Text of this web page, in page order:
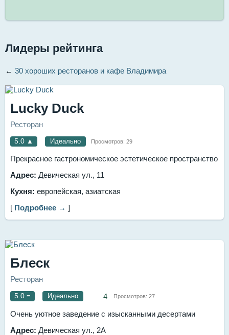
Лидеры рейтинга
← 30 хороших ресторанов и кафе Владимира
Lucky Duck
Ресторан
5.0 ▲ Идеально Просмотров: 29
Прекрасное гастрономическое эстетическое пространство
Адрес: Девическая ул., 11
Кухня: европейская, азиатская
[ Подробнее → ]
Блеск
Ресторан
5.0 = Идеально 4 Просмотров: 27
Очень уютное заведение с изысканными десертами
Адрес: Девическая ул., 2А